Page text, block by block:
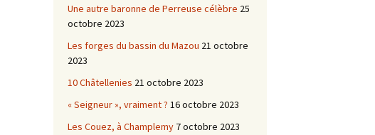
Une autre baronne de Perreuse célèbre 25
octobre 2023
Les forges du bassin du Mazou 21 octobre
2023
10 Châtellenies 21 octobre 2023
« Seigneur », vraiment ? 16 octobre 2023
Les Couez, à Champlemy 7 octobre 2023